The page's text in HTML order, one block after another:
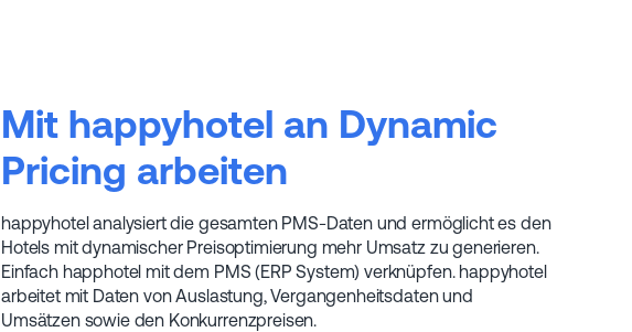
Mit happyhotel an Dynamic
Pricing arbeiten
happyhotel analysiert die gesamten PMS-Daten und ermöglicht es den
Hotels mit dynamischer Preisoptimierung mehr Umsatz zu generieren.
Einfach happhotel mit dem PMS (ERP System) verknüpfen. happyhotel
arbeitet mit Daten von Auslastung, Vergangenheitsdaten und
Umsätzen sowie den Konkurrenzpreisen.